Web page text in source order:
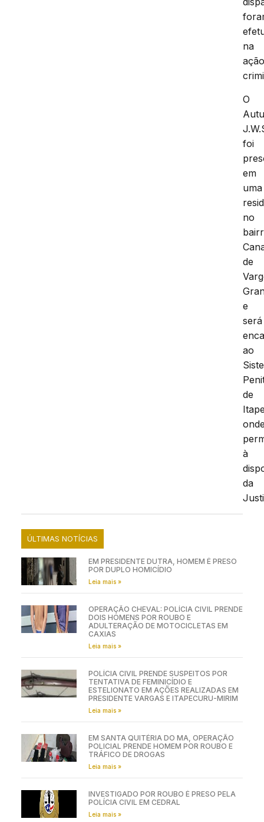
na
O
foi
em
uma
no
de
e
será
ao
de
à
da
ÚLTIMAS NOTÍCIAS
EM PRESIDENTE DUTRA, HOMEM É PRESO
POR DUPLO HOMICÍDIO
Leia mais »
OPERAÇÃO CHEVAL: POLÍCIA CIVIL PRENDE
DOIS HOMENS POR ROUBO E
ADULTERAÇÃO DE MOTOCICLETAS EM
CAXIAS
Leia mais »
POLÍCIA CIVIL PRENDE SUSPEITOS POR
TENTATIVA DE FEMINICÍDIO E
ESTELIONATO EM AÇÕES REALIZADAS EM
PRESIDENTE VARGAS E ITAPECURU-MIRIM
Leia mais »
EM SANTA QUITÉRIA DO MA, OPERAÇÃO
POLICIAL PRENDE HOMEM POR ROUBO E
TRÁFICO DE DROGAS
Leia mais »
INVESTIGADO POR ROUBO É PRESO PELA
POLÍCIA CIVIL EM CEDRAL
Leia mais »